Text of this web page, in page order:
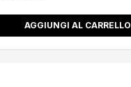
AGGIUNGI AL CARRELLO